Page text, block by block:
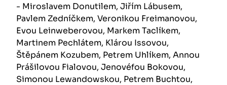
- Miroslavem Donutilem, Jiřím Lábusem,
Pavlem Zedníčkem, Veronikou Freimanovou,
Evou Leinweberovou, Markem Taclíkem,
Martinem Pechlátem, Klárou Issovou,
Štěpánem Kozubem, Petrem Uhlíkem, Annou
Prášilovou Fialovou, Jenovéfou Bokovou,
Simonou Lewandowskou, Petrem Buchtou,